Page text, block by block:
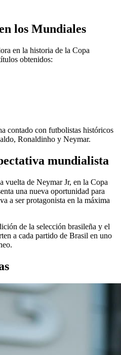
los Mundiales
en la historia de la Copa
obtenidos:
contado con futbolistas históricos
Ronaldinho y Neymar.
mundialista
vuelta de Neymar Jr, en la Copa
una nueva oportunidad para
a ser protagonista en la máxima
de la selección brasileña y el
a cada partido de Brasil en uno